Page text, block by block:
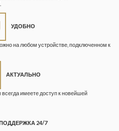
УДОБНО
на любом устройстве, подключенном к
АКТУАЛЬНО
имеете доступ к новейшей
24/7
Геопрофи
Горнопромышленные ведомости
Кузбасса. Информационный
безопасность»